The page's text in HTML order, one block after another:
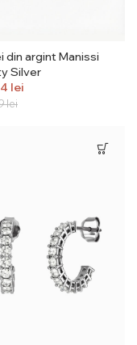
din argint Manissi
Silver
lei
lei